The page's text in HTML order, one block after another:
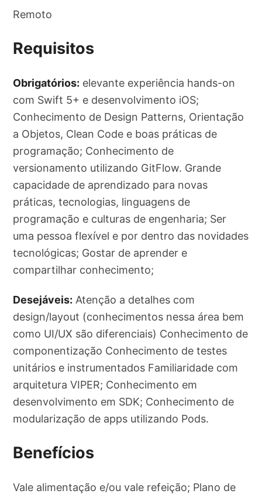
Remoto
Requisitos
Obrigatórios: elevante experiência hands-on
com Swift 5+ e desenvolvimento iOS;
Conhecimento de Design Patterns, Orientação
a Objetos, Clean Code e boas práticas de
programação; Conhecimento de
versionamento utilizando GitFlow. Grande
capacidade de aprendizado para novas
práticas, tecnologias, linguagens de
programação e culturas de engenharia; Ser
uma pessoa flexível e por dentro das novidades
tecnológicas; Gostar de aprender e
compartilhar conhecimento;
Desejáveis: Atenção a detalhes com
design/layout (conhecimentos nessa área bem
como UI/UX são diferenciais) Conhecimento de
componentização Conhecimento de testes
unitários e instrumentados Familiaridade com
arquitetura VIPER; Conhecimento em
desenvolvimento em SDK; Conhecimento de
modularização de apps utilizando Pods.
Benefícios
Vale alimentação e/ou vale refeição; Plano de